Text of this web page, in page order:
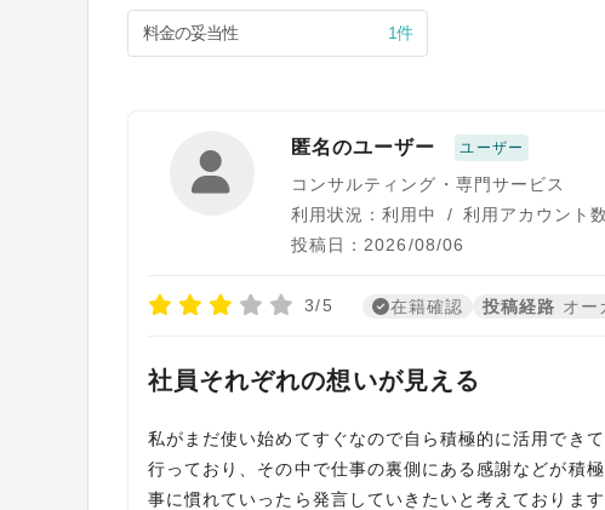
料金の妥当性 1件
匿名のユーザー ユーザー
コンサルティング・専門サービス
利用状況：利用中
/ 利用アカウント
投稿日：2026/08/06
3/5 在籍確認 投稿経路 オー
社員それぞれの想いが見える
私がまだ使い始めてすぐなので自ら積極的に活用でき
行っており、その中で仕事の裏側にある感謝などが積
事に慣れていったら発言していきたいと考えております